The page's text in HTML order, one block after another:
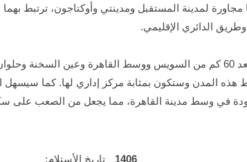
مجاورة لمدينة المستقبل ومدينتي وأوكتاجون، ترتبط
الدائري الإقليمي.
يقع ميدتاون سكاي على بعد 60 كم من السويس ووسط القاهرة وعين
هذه المدن وستكون بمثابة مركز إداري لها. كما
في وسط مدينة القاهرة، مما يجعل من الصعب على
1406 تاريخ الأستلام: